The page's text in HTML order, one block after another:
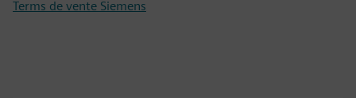
Terms de vente Siemens